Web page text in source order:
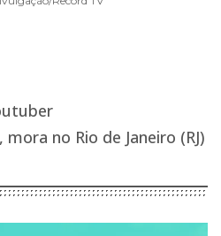
no Rio de Janeiro (RJ)